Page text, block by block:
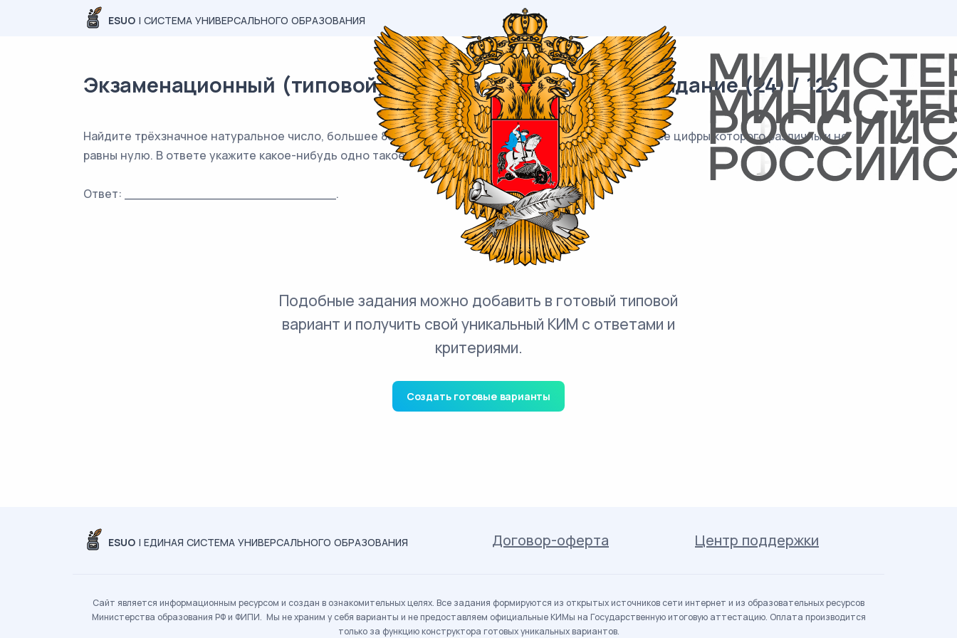
ESUO | СИСТЕМА УНИВЕРСАЛЬНОГО ОБРАЗОВАНИЯ
Экзаменационный (типовой) материал ЕГЭ / База / 19 задание (24) / 125
Найдите трёхзначное натуральное число, большее 800, которое делится на каждую свою цифру и все цифры которого различны и не
равны нулю. В ответе укажите какое-нибудь одно такое число.
Ответ: ___________________________.
Подобные задания можно добавить в готовый типовой
вариант и получить свой уникальный КИМ с ответами и
критериями.
Создать готовые варианты
ESUO | ЕДИНАЯ СИСТЕМА УНИВЕРСАЛЬНОГО ОБРАЗОВАНИЯ Договор-оферта Центр поддержки
Сайт является информационным ресурсом и создан в ознакомительных целях. Все задания формируются из открытых источников сети интернет и из образовательных ресурсов
Министерства образования РФ и ФИПИ. Мы не храним у себя варианты и не предоставляем официальные КИМы на Государственную итоговую аттестацию. Оплата производится
только за функцию конструктора готовых уникальных вариантов.